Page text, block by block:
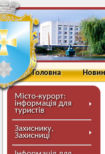
Головна
Місто-курорт:
інформація для
туристів
Захиснику,
Захисниці